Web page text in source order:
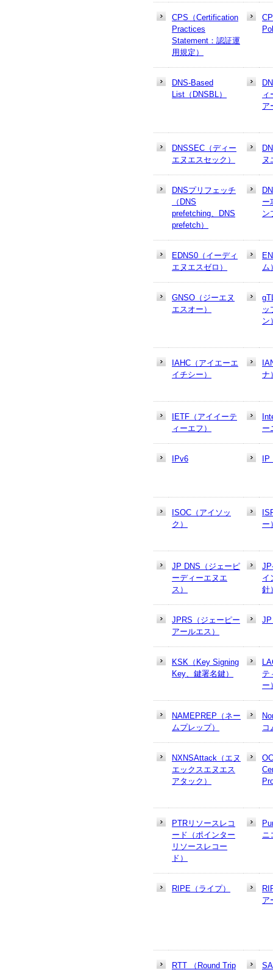
CPS（Certification
Practices
Statement：認証運
用規定）
DNS-Based
List（DNSBL）
ィ
ア
DNSSEC（ディー
エヌエスセック）
ヌ
DNSプリフェッチ
（DNS
prefetching、DNS
prefetch）
ー
ン
EDNS0（イーディ
エヌエスゼロ）
ム
GNSO（ジーエヌ
エスオー）
ッ
ン
IAHC（アイエーエ
イチシー）
ナ
IETF（アイイーテ
ィーエフ）
ー
IPv6
ISOC（アイソッ
ク）
ー
JP DNS（ジェーピ
ーディーエヌエ
ス）
イ
針
JPRS（ジェーピー
アールエス）
JP
KSK（Key Signing
Key、鍵署名鍵）
テ
ー
NAMEPREP（ネー
ムプレップ）
コ
NXNSAttack（エヌ
エックスエヌエス
アタック）
PTRリソースレコ
ード（ポインター
リソースレコー
ド）
ニ
RIPE（ライプ）
ア
RTT （Round Trip